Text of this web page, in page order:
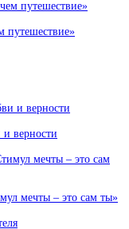
путешествие»
верности
мечты – это сам ты»